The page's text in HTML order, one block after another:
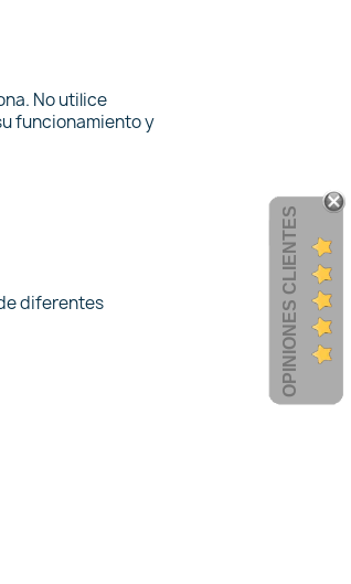
No utilice
funcionamiento y
diferentes
OPINIONES CLIENTES